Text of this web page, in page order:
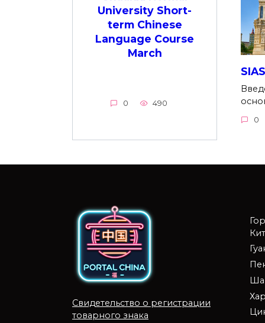
University Short-
term Chinese
Language Course
March
0 490
0
Свидетельство о регистрации
товарного знака